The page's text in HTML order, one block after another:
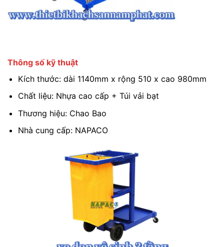
Thông số kỹ thuật
Kích thước: dài 1140mm x rộng 510 x cao 980mm
Chất liệu: Nhựa cao cấp + Túi vải bạt
Thương hiệu: Chao Bao
Nhà cung cấp: NAPACO